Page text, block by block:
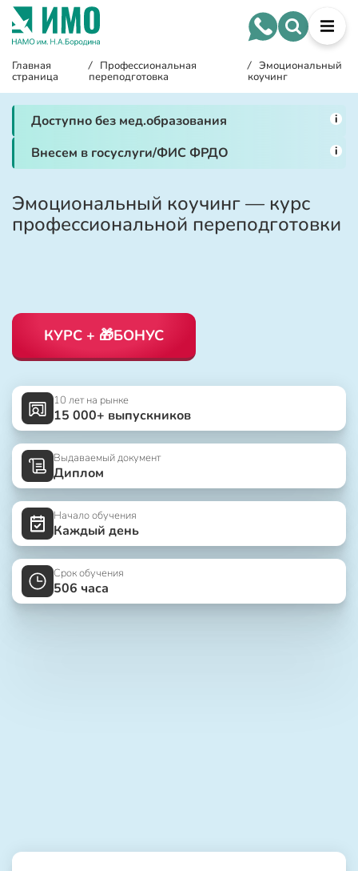
Главная
страница
/ Профессиональная
переподготовка
/ Эмоциональный
коучинг
Доступно без мед.образования i
Внесем в госуслуги/ФИС ФРДО i
Эмоциональный коучинг — курс
профессиональной переподготовки
КУРС + 🎁БОНУС
10 лет на рынке
15 000+ выпускников
Выдаваемый документ
Диплом
Начало обучения
Каждый день
Срок обучения
506 часа